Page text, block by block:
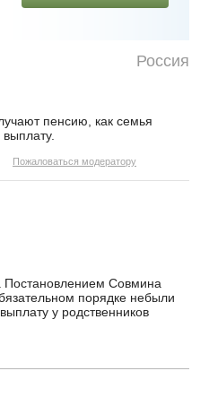
Россия
пенсию, как семья
Пожаловаться модератору
Постановлением Совмина
порядке небыли
у родственников